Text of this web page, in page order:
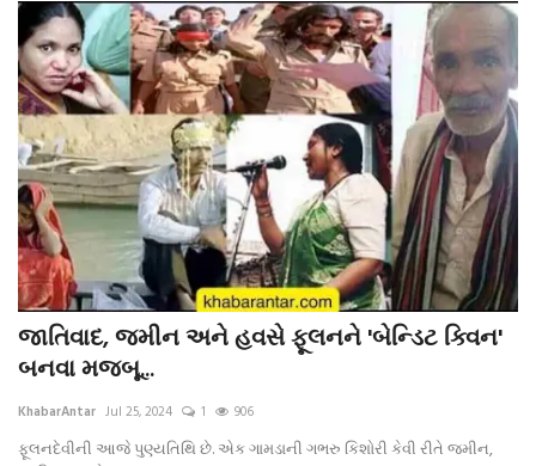
જાતિવાદ, જમીન અને હવસે ફૂલનને 'બેન્ડિટ ક્વિન'
બનવા મજબૂ...
KhabarAntar Jul 25, 2024 1 906
ફૂલનદેવીની આજે પુણ્યતિથિ છે. એક ગામડાની ગભરુ કિશોરી કેવી રીતે જમીન,